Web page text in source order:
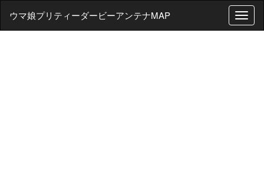
T
o
ウマ娘プリティーダービーアンテナMAP